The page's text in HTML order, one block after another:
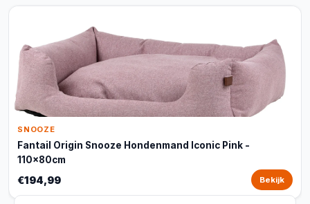
SNOOZE
Fantail Origin Snooze Hondenmand Iconic Pink -
110x80cm
€194,99 Bekijk